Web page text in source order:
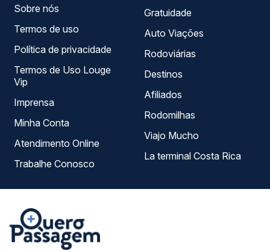
Sobre nós
Termos de uso
Política de privacidade
Termos de Uso Louge
Vip
Imprensa
Minha Conta
Atendimento Online
Trabalhe Conosco
Gratuidade
Auto Viações
Rodoviárias
Destinos
Afiliados
Rodomilhas
Viajo Mucho
La terminal Costa Rica